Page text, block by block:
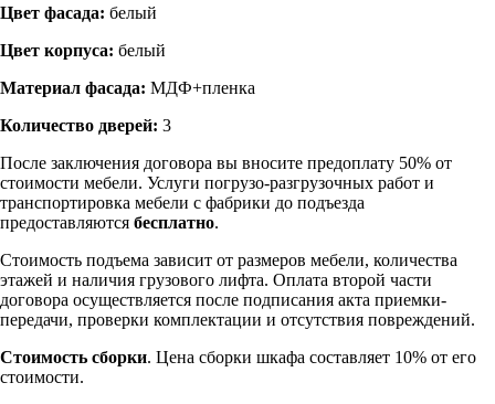
Цвет фасада: белый
Цвет корпуса: белый
Материал фасада: МДФ+пленка
Количество дверей: 3
После заключения договора вы вносите предоплату 50% от
стоимости мебели. Услуги погрузо-разгрузочных работ и
транспортировка мебели с фабрики до подъезда
предоставляются бесплатно.
Стоимость подъема зависит от размеров мебели, количества
этажей и наличия грузового лифта. Оплата второй части
договора осуществляется после подписания акта приемки-
передачи, проверки комплектации и отсутствия повреждений.
Стоимость сборки. Цена сборки шкафа составляет 10% от его
стоимости.